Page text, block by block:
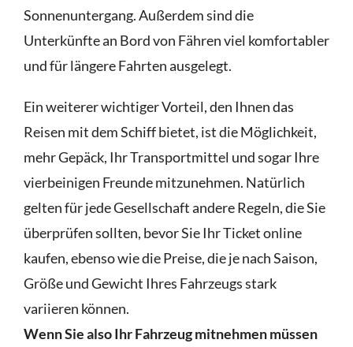
Sonnenuntergang. Außerdem sind die
Unterkünfte an Bord von Fähren viel komfortabler
und für längere Fahrten ausgelegt.
Ein weiterer wichtiger Vorteil, den Ihnen das
Reisen mit dem Schiff bietet, ist die Möglichkeit,
mehr Gepäck, Ihr Transportmittel und sogar Ihre
vierbeinigen Freunde mitzunehmen. Natürlich
gelten für jede Gesellschaft andere Regeln, die Sie
überprüfen sollten, bevor Sie Ihr Ticket online
kaufen, ebenso wie die Preise, die je nach Saison,
Größe und Gewicht Ihres Fahrzeugs stark
variieren können.
Wenn Sie also Ihr Fahrzeug mitnehmen müssen